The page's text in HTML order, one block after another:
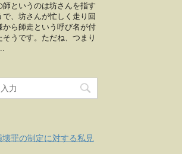
師というのは坊さんを指す
で、坊さんが忙しく走り回
から師走という呼び名が付
そうです。ただね、つまり
罪の制定に対する私見